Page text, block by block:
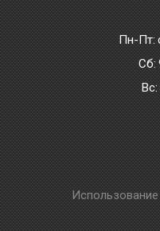
Пн-Пт:
Сб:
Bc: